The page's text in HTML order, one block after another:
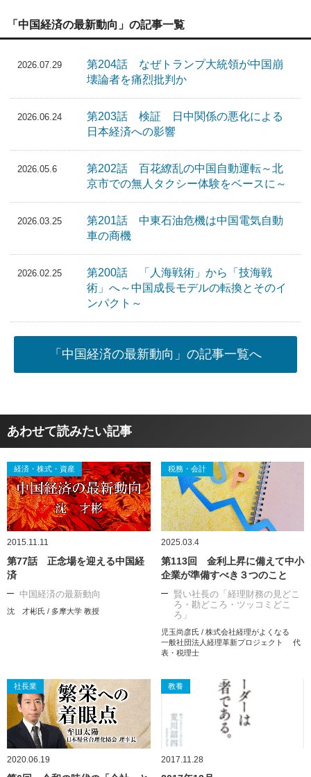
「中国経済の最新動向」の記事一覧
2026.07.29
第204話 なぜトランプ大統領が中国崩
壊論者を痛烈批判か
2026.06.24
第203話 検証 日中関係の悪化による
日本経済への影響
2026.05.6
第202話 百花繚乱の中国自動運転～北
京市での無人タクシー体験をベースに～
2026.03.25
第201話 中東石油危機は中国電気自動
車の商機
2026.02.25
第200話 「人海戦術」から「技海戦
術」へ～中国成長モデルの転換とそのイ
ンパクト～
「中国経済の最新動向」の記事一覧へ
あわせて読みたい記事
経済・株式・資産
2015.11.11
第77話 正念場を迎える中国経
済
中国経済の最新動向
沈 才彬氏 / 多摩大学 教授
税務・会計
2025.03.4
第113回 金利上昇に備えて中小
企業が準備すべき３つのこと
賢い社長の「経理財務の見どこ
ろ・勘どころ・ツッコミどこ
ろ」
児玉尚彦氏 / 株式会社経理がよくなる
一般社団法人経理革新プロジェクト 代
表・税理士
社長業
2020.06.19
教養
2017.11.28